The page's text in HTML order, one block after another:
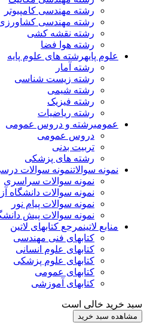
رشته مهندسی کامپیوتر
رشته مهندسی
رشته نقشه کشی
رشته هوا فضا
علوم پایهرشته های علوم پایه
رشته آمار
رشته زیست شناسی
رشته شیمی
رشته فیزیک
رشته ریاضیات
عمومیرشته و دروس عمومی
دروس عمومی
تربیت بدنی
رشته های پزشکی
نمونه سوالاتنمونه سوالات
نمونه سوالات سراسری
نمونه سوالات دانشگاه
نمونه سوالات پیام نور
نمونه سوالات پیش
منابع لاتینمرجع کتابهای لاتین
کتابهای فنی مهندسی
کتابهای علوم انسانی
کتابهای علوم پزشکی
کتابهای عمومی
کتابهای آموزشی
سبد خرید خالی است